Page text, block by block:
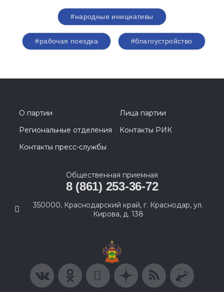
#народные инициативы
#рабочая поездка #благоустройство
О партии
Лица партии
Региональные отделения
Контакты РИК
Контакты пресс-службы
Общественная приемная
8 (861) 253-36-72
350000, Краснодарский край, г. Краснодар, ул.
Кирова, д. 138